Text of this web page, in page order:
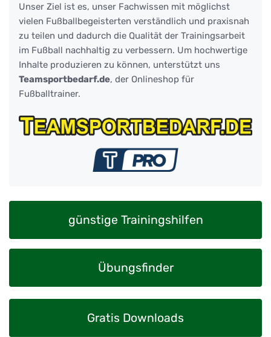
Unser Ziel ist es, unser Fachwissen mit möglichst
vielen Fußballbegeisterten verständlich und praxisnah
zu teilen und dadurch die Qualität der Trainingsarbeit
im Fußball nachhaltig zu verbessern. Um hochwertige
Inhalte produzieren zu können, unterstützt uns
Teamsportbedarf.de, der Onlineshop für
Fußballtrainer.
günstige Trainingshilfen
Übungsfinder
Gratis Downloads